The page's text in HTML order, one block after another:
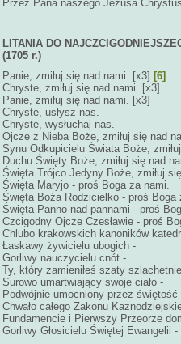
Przez Pana naszego Jezusa
LITANIA DO
(1705 r.)
Panie, zmiłuj się nad nami. [x3] [6]
Chryste, zmiłuj się nad nami. [x3]
Panie, zmiłuj się nad nami. [x3]
Chryste, usłysz nas.
Chryste, wysłuchaj nas.
Ojcze z Nieba Boże, zmiłuj się nad
Synu Odkupicielu Świata Boże,
Duchu Święty Boże, zmiłuj się nad
Święta Trójco Jedyny Boże, zmiłuj
Święta Maryjo - proś Boga za nami.
Święta Boża Rodzicielko - proś Boga
Święta Panno nad pannami - proś
Czcigodny Ojcze Czesławie - proś
Chlubo krakowskich kanoników
Łaskawy żywicielu ubogich -
Gorliwy nauczycielu cnót -
Ty, który zamieniłeś szaty
Surowo umartwiający swoje ciało -
Podwójnie umocniony przez
Chwało całego Zakonu
Fundamencie i Pierwszy Przeorze
Gorliwy Głosicielu Świętej Ewangelii -